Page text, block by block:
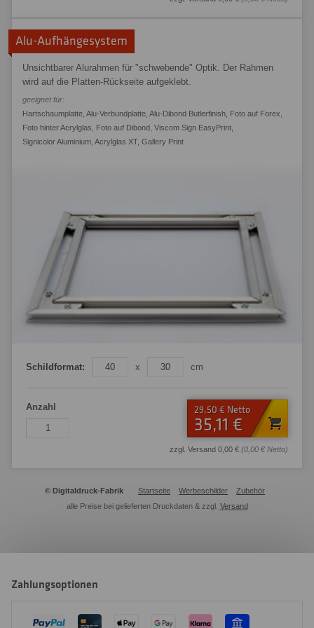
Alu-Aufhängesystem
Unsichtbarer Alurahmen für "schwebende" Optik. Der Rahmen
wird auf die Platten-Rückseite aufgeklebt.
geeignet für:
Hartschaumplatte Alu-Verbundplatte Alu-Dibond Butlerfinish Foto auf Forex
Foto hinter Acrylglas
Foto auf Dibond Viscom Sign EasyPrint
Signicolor Aluminium Acrylglas XT, Gallery Print
Schildformat: x cm
Anzahl 29,50 € Netto
35,11 €
zzgl. Versand 0,00 € (0,00 € Netto)
© Digitaldruck-Fabrik Startseite Werbeschilder
Zubehör
alle Preise bei gelieferten Druckdaten & zzgl. Versand
Zahlungsoptionen